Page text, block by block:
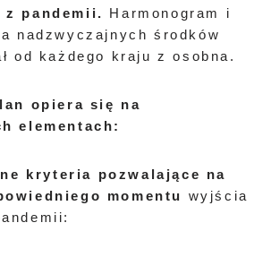
z pandemii. Harmonogram i
nadzwyczajnych środków
od każdego kraju z osobna.
opiera się na
elementach:
kryteria pozwalające na
momentu wyjścia